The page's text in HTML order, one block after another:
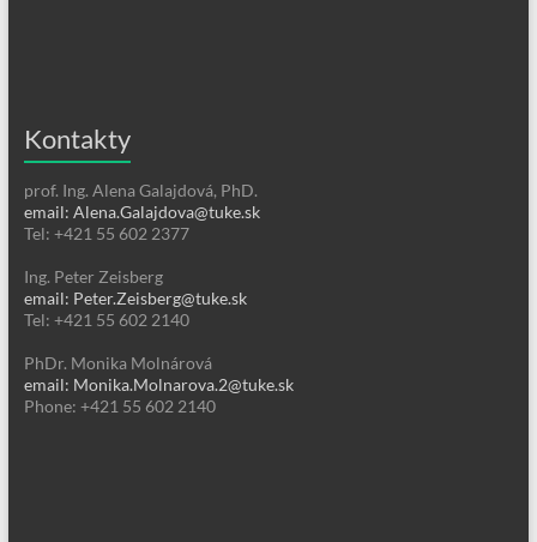
Kontakty
prof. Ing. Alena Galajdová, PhD.
email: Alena.Galajdova@tuke.sk
Tel: +421 55 602 2377
Ing. Peter Zeisberg
email: Peter.Zeisberg@tuke.sk
Tel: +421 55 602 2140
PhDr. Monika Molnárová
email: Monika.Molnarova.2@tuke.sk
Phone: +421 55 602 2140